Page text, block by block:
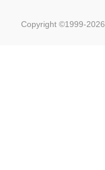
Copyright ©1999-2026